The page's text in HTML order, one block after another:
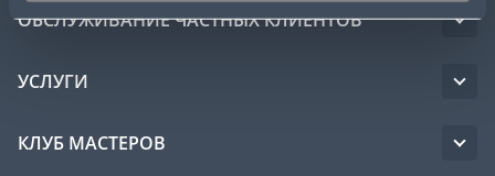
ОБСЛУЖИВАНИЕ ЧАСТНЫХ КЛИЕНТОВ
УСЛУГИ
КЛУБ МАСТЕРОВ